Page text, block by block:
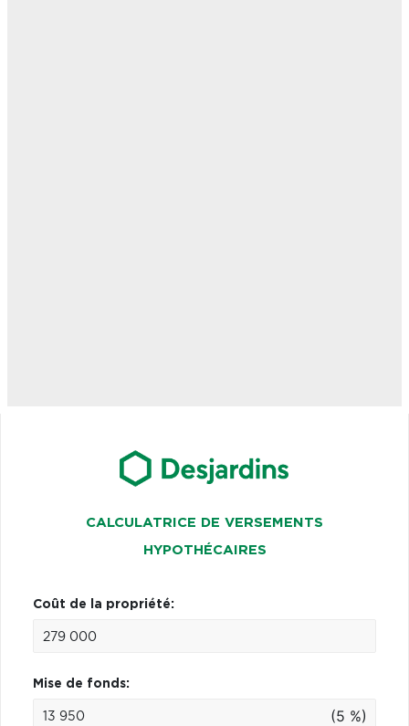
CALCULATRICE DE VERSEMENTS
HYPOTHÉCAIRES
Coût de la propriété:
Mise de fonds:
(5 %)